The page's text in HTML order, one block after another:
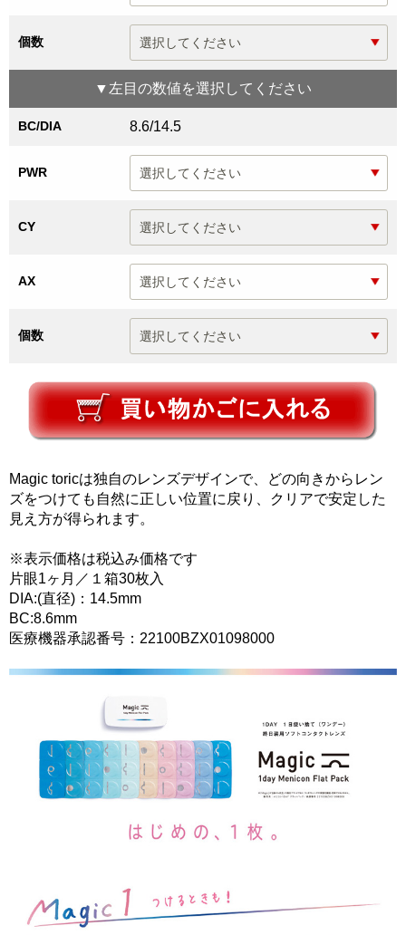
個数
▼ 左目 の数値を選択してください
BC/DIA 8.6/14.5
PWR
CY
AX
個数
Magic toricは独自のレンズデザインで、どの向きからレン
ズをつけても自然に正しい位置に戻り、クリアで安定した
見え方が得られます。
※表示価格は税込み価格です
片眼1ヶ月／１箱30枚入
DIA:(直径)：14.5mm
BC:8.6mm
医療機器承認番号：22100BZX01098000